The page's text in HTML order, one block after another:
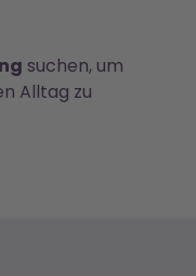
suchen, um
Alltag zu